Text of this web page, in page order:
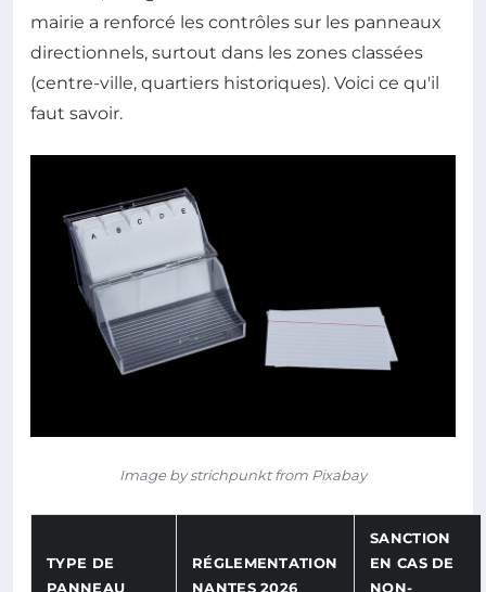
mairie a renforcé les contrôles sur les panneaux
directionnels, surtout dans les zones classées
(centre-ville, quartiers historiques). Voici ce qu'il
faut savoir.
Image by strichpunkt from Pixabay
TYPE DE
PANNEAU
RÉGLEMENTATION
NANTES 2026
SANCTION
EN CAS DE
NON-